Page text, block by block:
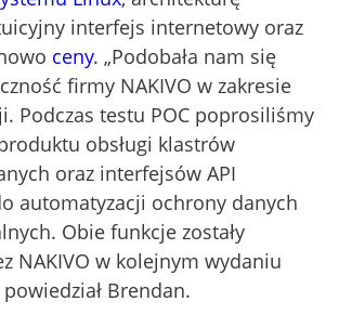
interfejs internetowy oraz
ceny. „Podobała nam się
firmy NAKIVO w zakresie
Podczas testu POC poprosiliśmy
obsługi klastrów
oraz interfejsów API
automatyzacji ochrony danych
Obie funkcje zostały
NAKIVO w kolejnym wydaniu
Brendan.